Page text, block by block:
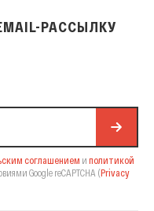
РАССЫЛКУ
соглашением и политикой
Google reCAPTCHA (Privacy